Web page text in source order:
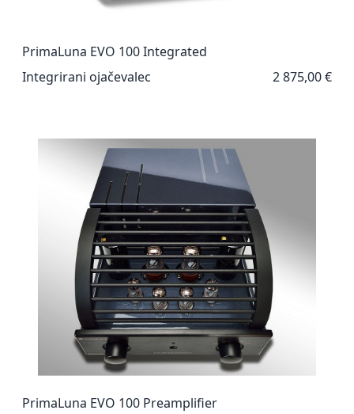
PrimaLuna EVO 100 Integrated
Integrirani ojačevalec
2 875,00 €
PrimaLuna EVO 100 Preamplifier